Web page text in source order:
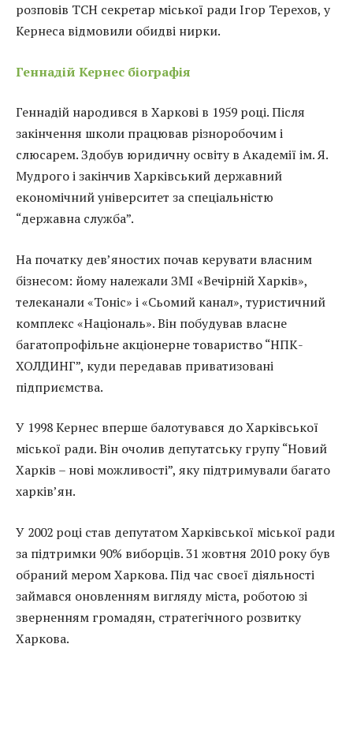
розповів ТСН секретар міської ради Ігор Терехов, у
Кернеса відмовили обидві нирки.
Геннадій Кернес біографія
Геннадій народився в Харкові в 1959 році. Після
закінчення школи працював різноробочим і
слюсарем. Здобув юридичну освіту в Академії ім. Я.
Мудрого і закінчив Харківський державний
економічний університет за спеціальністю
“державна служба”.
На початку дев’яностих почав керувати власним
бізнесом: йому належали ЗМІ «Вечірній Харків»,
телеканали «Тоніс» і «Сьомий канал», туристичний
комплекс «Національ». Він побудував власне
багатопрофільне акціонерне товариство “НПК-
ХОЛДИНГ”, куди передавав приватизовані
підприємства.
У 1998 Кернес вперше балотувався до Харківської
міської ради. Він очолив депутатську групу “Новий
Харків – нові можливості”, яку підтримували багато
харків’ян.
У 2002 році став депутатом Харківської міської ради
за підтримки 90% виборців. 31 жовтня 2010 року був
обраний мером Харкова. Під час своєї діяльності
займався оновленням вигляду міста, роботою зі
зверненням громадян, стратегічного розвитку
Харкова.